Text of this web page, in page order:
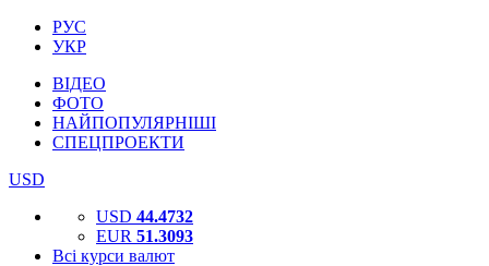
РУС
УКР
ВІДЕО
ФОТО
НАЙПОПУЛЯРНІШІ
СПЕЦПРОЕКТИ
USD
USD 44.4732
EUR 51.3093
Всі курси валют